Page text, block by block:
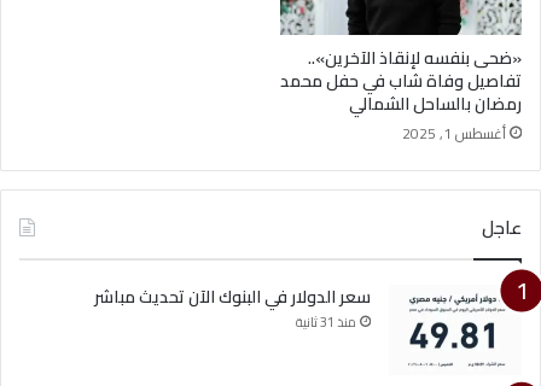
«ضحى بنفسه لإنقاذ الآخرين»..
تفاصيل وفاة شاب في حفل محمد
رمضان بالساحل الشمالي
أغسطس 1, 2025
عاجل
سعر الدولار في البنوك الآن تحديث مباشر
منذ 31 ثانية